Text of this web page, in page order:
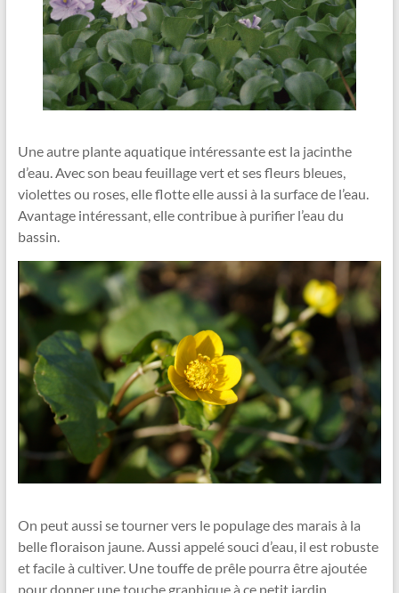
Une autre plante aquatique intéressante est la jacinthe
d’eau. Avec son beau feuillage vert et ses fleurs bleues,
violettes ou roses, elle flotte elle aussi à la surface de l’eau.
Avantage intéressant, elle contribue à purifier l’eau du
bassin.
On peut aussi se tourner vers le populage des marais à la
belle floraison jaune. Aussi appelé souci d’eau, il est robuste
et facile à cultiver. Une touffe de prêle pourra être ajoutée
pour donner une touche graphique à ce petit jardin